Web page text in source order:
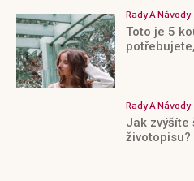
Rady A Návody
Toto je 5
Rady A Návody
Jak zvýšíte
životopisu?